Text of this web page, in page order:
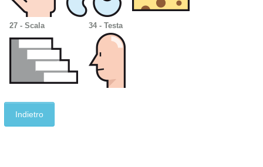
27 - Scala 34 - Testa